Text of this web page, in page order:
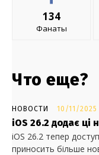
134
Фанаты
Что еще?
НОВОСТИ 10/11/2025
iOS 26.2 додає ці
iOS 26.2 тепер
приносить більше